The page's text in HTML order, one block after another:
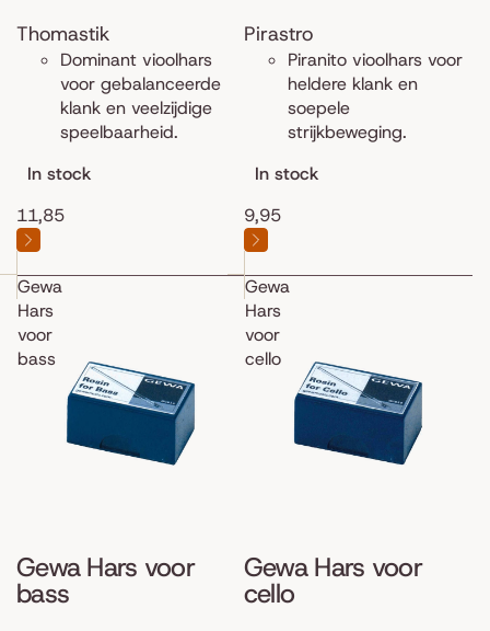
Thomastik
Dominant vioolhars
voor gebalanceerde
klank en veelzijdige
speelbaarheid.
In stock
11,85
Pirastro
Piranito vioolhars voor
heldere klank en
soepele
strijkbeweging.
In stock
9,95
Gewa
Hars
voor
bass
Gewa Hars voor
bass
Gewa
Hars
voor
cello
Gewa Hars voor
cello